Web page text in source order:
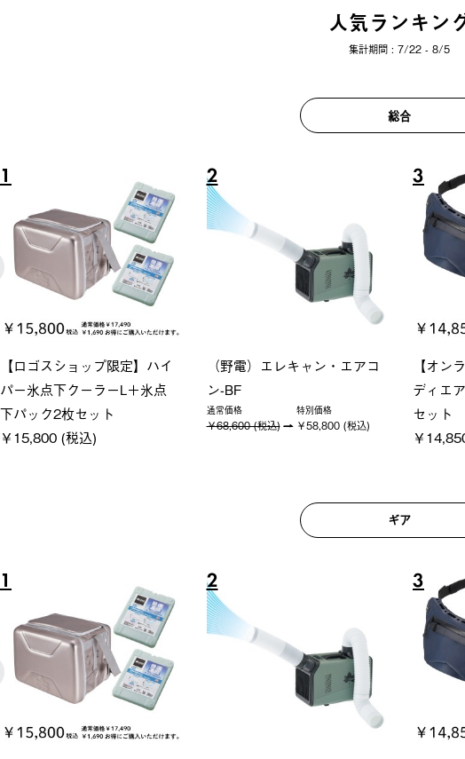
人気ランキン
集計期間 : 7/22 - 8/5
総合
5
ポケモン Tシャツ
￥5,700 (税込)
6
グランベーシック スペースベ
ース・オクタゴン-BJ
￥209,000 (税込)
7
ト
￥
ギア
5 6 7